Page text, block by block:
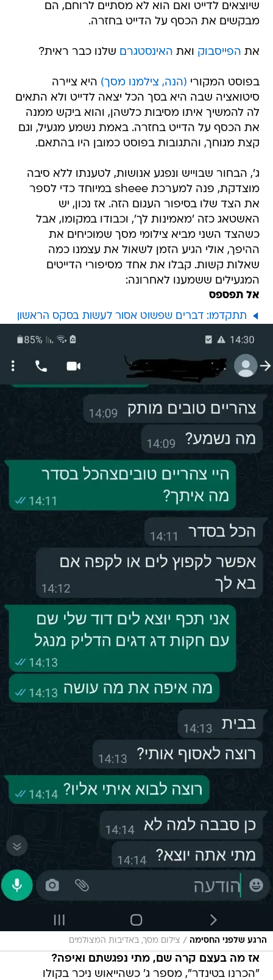
שיוצאים לדייט ואם הוא לא מסתיים לרוחם, הם
מבקשים את הכסף על הדייט בחזרה.
את הפייסבוק ואת האינסטגרם שלנו כבר ראית?
בפוסט המקורי (הנה, צילמנו מסך) היא ציירה
סיטואציה שבה היא בסך הכל יצאה לדייט ולא התאים
לה להמשיך איתו מסיבות כלשהן, והוא ביקש ממנה
את הכסף על הדייט בחזרה. באמת נשמע מגעיל, וגם
קצת מגוחך, והתגובות בפוסט כמובן היו בהתאם.
ג', הבחור שבוייש ונפגע אנושות, לטענתו ללא סיבה
מוצדקת, פנה למערכת sheee במיוחד כדי לספר
את הצד שלו בסיפור העגום הזה. אז נכון, יש
האשטאג כזה 'מאמינות לך', וכבודו במקומו, אבל
כשהצד השני מביא צילומי מסך שמוכיחים את
ההיפך, אולי הגיע הזמן לשאול את עצמנו כמה
שאלות קשות. קבלו את אחד מסיפורי הדייטים
המגעילים ששמענו לאחרונה:
אל תפספס
תתקדמו: דברים שפשוט אסור לעשות בסקס הראשון
הרגע שלפני החסימה / צילום מסך, באדיבות המצולמים
אז מה בעצם קרה שם, מתי נפגשתם ואיפה?
"הכרנו בטינדר", מספר ג' כשהייאוש ניכר בקולו